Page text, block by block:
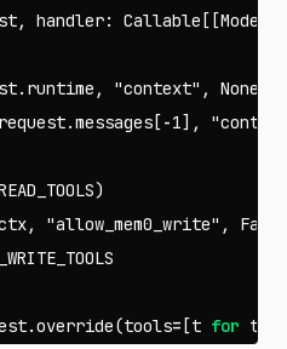
, handler: Callable [[
. runtime , "context" , None
request.messages [-1],
)
, "allow_mem0_write" ,
False
.override(tools= [t for t